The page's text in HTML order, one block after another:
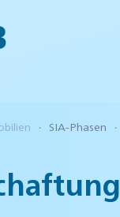
SIA-Phasen